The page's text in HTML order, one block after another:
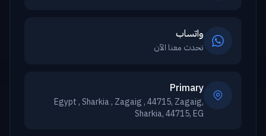
واتساب
تحدث معنا الآن
Primary
Egypt , Sharkia , Zagaig , 44715, Zagaig,
Sharkia, 44715, EG